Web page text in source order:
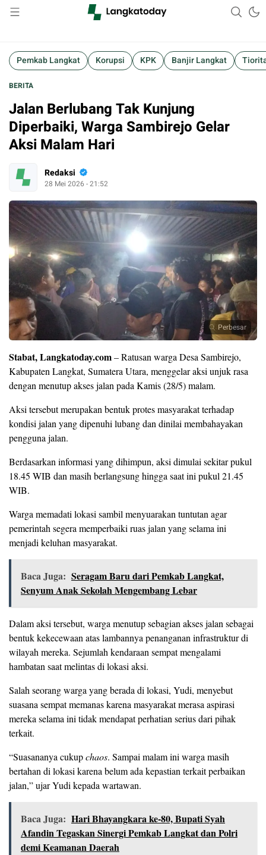
Langkatoday.com
Suara Lokal, Informasi Global
Pemkab Langkat Korupsi KPK Banjir Langkat
BERITA
Jalan Berlubang Tak Kunjung
Diperbaiki, Warga Sambirejo Gelar
Aksi Malam Hari
Redaksi
28 Mei 2026 - 21:52
Perbesar
Stabat, Langkatoday.com– Ratusan warga Desa Sambirejo,
Kabupaten Langkat, Sumatera Utara, menggelar aksi unjuk rasa
dengan menutup akses jalan pada Kamis (28/5) malam.
Aksi tersebut merupakan bentuk protes masyarakat terhadap
kondisi jalan yang dipenuhi lubang dan dinilai membahayakan
pengguna jalan.
Berdasarkan informasi yang dihimpun, aksi dimulai sekitar pukul
18.45 WIB dan masih berlangsung hingga saat ini pukul 21.45
WIB.
Warga memadati lokasi sambil menyuarakan tuntutan agar
pemerintah segera memperbaiki ruas jalan yang selama ini
menjadi keluhan masyarakat.
Baca Juga: Seragam Baru dari Pemkab Langkat,
Senyum Anak Sekolah Mengembang Lebar
Dalam aksi tersebut, warga menutup sebagian akses jalan sebagai
bentuk kekecewaan atas lambannya penanganan infrastruktur di
wilayah mereka. Sejumlah kendaraan sempat mengalami
hambatan saat melintas di lokasi aksi.
Salah seorang warga yang berada di lokasi, Yudi, menyebut
suasana sempat memanas karena masyarakat merasa aspirasi
mereka selama ini tidak mendapat perhatian serius dari pihak
terkait.
“Suasananya cukupchaos. Sampai malam ini warga masih
bertahan di lokasi karena belum ada kepastian terkait perbaikan
jalan,” ujar Yudi kepada wartawan.
Baca Juga: Hari Bhayangkara ke-80, Bupati Syah
Afandin Tegaskan Sinergi Pemkab Langkat dan Polri
demi Keamanan Daerah